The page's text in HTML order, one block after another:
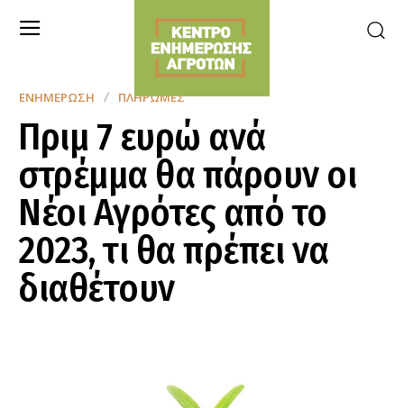
ΕΝΗΜΈΡΩΣΗ ΠΛΗΡΩΜΈΣ
Πριμ 7 ευρώ ανά
στρέμμα θα πάρουν οι
Νέοι Αγρότες από το
2023, τι θα πρέπει να
διαθέτουν